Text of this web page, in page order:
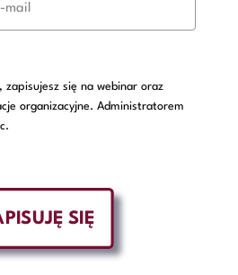
zapisujesz się na webinar oraz
organizacyjne. Administratorem
SIĘ